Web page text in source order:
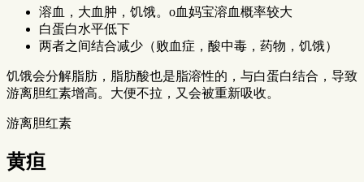
溶血，大血肿，饥饿。o血妈宝溶血概率较大
白蛋白水平低下
两者之间结合减少（败血症，酸中毒，药物，饥饿）
饥饿会分解脂肪，脂肪酸也是脂溶性的，与白蛋白结合，导致
游离胆红素增高。大便不拉，又会被重新吸收。
游离胆红素
黄疸